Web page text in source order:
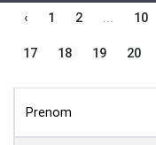
‹ 1 2 ... 10
17 18 19 20
Prenom